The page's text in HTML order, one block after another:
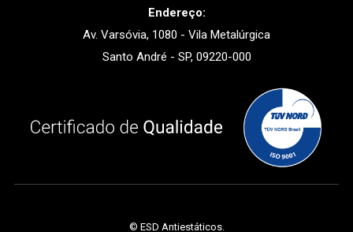
Endereço:
Av. Varsóvia, 1080 - Vila Metalúrgica
Santo André - SP, 09220-000
© ESD Antiestáticos.